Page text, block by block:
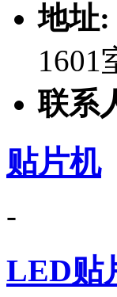
地址:
1601
联系
贴片机
-
LED贴